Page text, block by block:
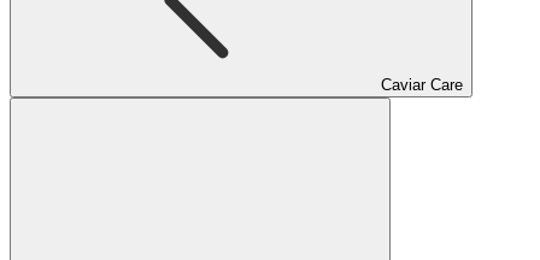
Caviar Care